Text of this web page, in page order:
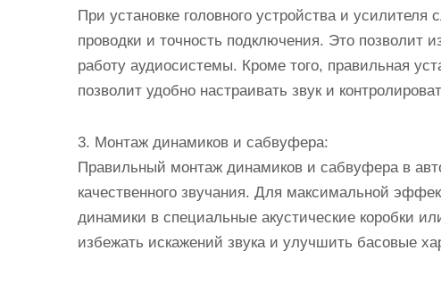
При установке головного устройства и усилителя
проводки и точность подключения. Это позволит
работу аудиосистемы. Кроме того, правильная
позволит удобно настраивать звук и
3. Монтаж динамиков и сабвуфера:
Правильный монтаж динамиков и сабвуфера в
качественного звучания. Для максимальной
динамики в специальные акустические коробки
избежать искажений звука и улучшить басовые